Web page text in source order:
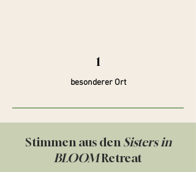
1
besonderer Ort
Stimmen aus den Sisters in
BLOOMRetreat